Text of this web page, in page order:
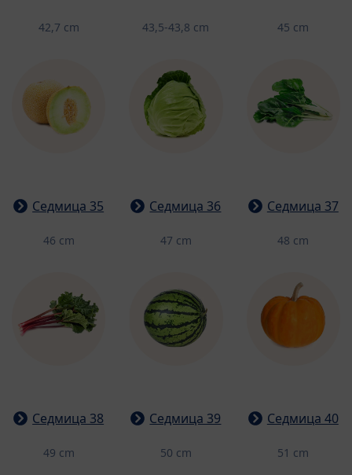
42,7 cm 43,5-43,8 cm 45 cm
Седмица 35
46 cm
Седмица 36
47 cm
Седмица 37
48 cm
Седмица 38
49 cm
Седмица 39
50 cm
Седмица 40
51 cm